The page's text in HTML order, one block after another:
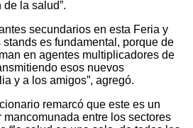
la salud”.
secundarios en esta Feria y
es fundamental, porque de
en agentes multiplicadores de
esos nuevos
y a los amigos”, agregó.
remarcó que este es un
entre los sectores